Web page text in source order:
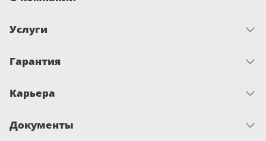
Миссия и ценности
Новости
Услуги
Замер
Гарантия
Сертификаты
Карьера
Развитие и обучение
Документы